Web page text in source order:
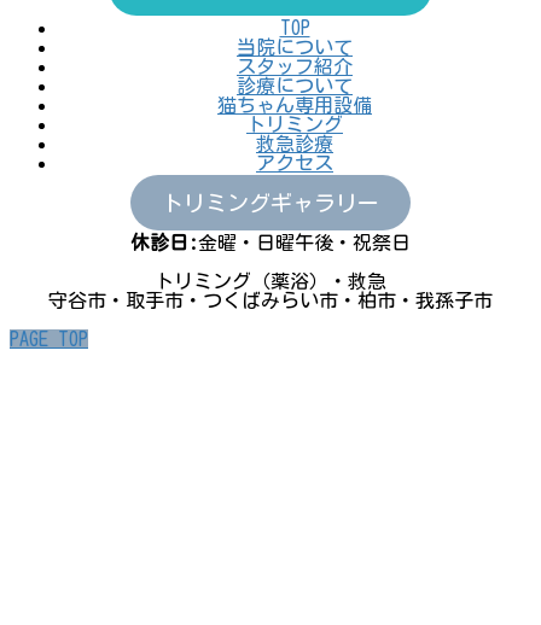
TOP
当院について
スタッフ紹介
診療について
猫ちゃん専用設備
トリミング
救急診療
アクセス
トリミングギャラリー
休診日:金曜・日曜午後・祝祭日
トリミング（薬浴）・救急
守谷市・取手市・つくばみらい市・柏市・我孫子市
PAGE TOP